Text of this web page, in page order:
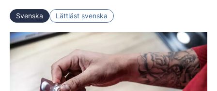
Svenska Lättläst svenska